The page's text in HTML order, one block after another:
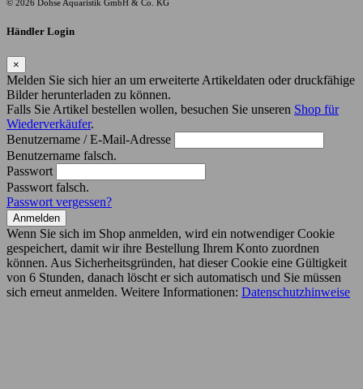
© 2026 Dohse Aquaristik GmbH & Co. KG
Händler Login
×
Melden Sie sich hier an um erweiterte Artikeldaten oder druckfähige
Bilder herunterladen zu können.
Falls Sie Artikel bestellen wollen, besuchen Sie unseren Shop für
Wiederverkäufer.
Benutzername / E-Mail-Adresse
Benutzername falsch.
Passwort
Passwort falsch.
Passwort vergessen?
Anmelden
Wenn Sie sich im Shop anmelden, wird ein notwendiger Cookie
gespeichert, damit wir ihre Bestellung Ihrem Konto zuordnen
können. Aus Sicherheitsgründen, hat dieser Cookie eine Gültigkeit
von 6 Stunden, danach löscht er sich automatisch und Sie müssen
sich erneut anmelden. Weitere Informationen: Datenschutzhinweise